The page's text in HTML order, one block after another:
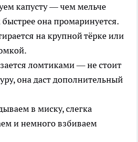
капусту — чем мельче
быстрее она промаринуется.
на крупной тёрке или
ломтиками — не стоит
она даст дополнительный
в миску, слегка
и немного взбиваем